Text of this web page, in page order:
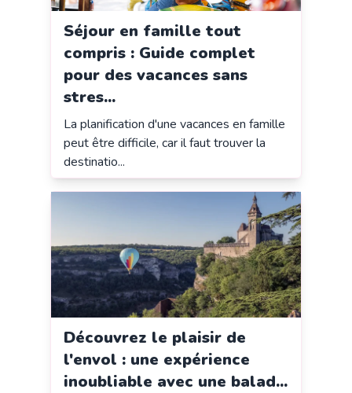
Séjour en famille tout
compris : Guide complet
pour des vacances sans
stres...
La planification d'une vacances en famille
peut être difficile, car il faut trouver la
destinatio...
Découvrez le plaisir de
l'envol : une expérience
inoubliable avec une balad...